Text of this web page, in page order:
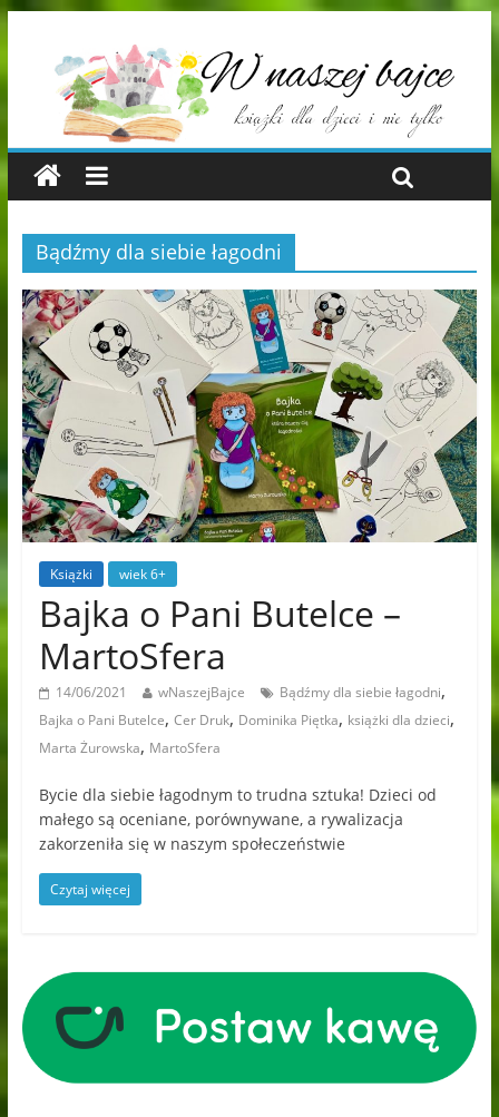
Bądźmy dla siebie łagodni
Książki wiek 6+
Bajka o Pani Butelce –
MartoSfera
14/06/2021 wNaszejBajce Bądźmy dla siebie łagodni,
Bajka o Pani Butelce, Cer Druk, Dominika Piętka, książki dla dzieci,
Marta Żurowska, MartoSfera
Bycie dla siebie łagodnym to trudna sztuka! Dzieci od
małego są oceniane, porównywane, a rywalizacja
zakorzeniła się w naszym społeczeństwie
Czytaj więcej